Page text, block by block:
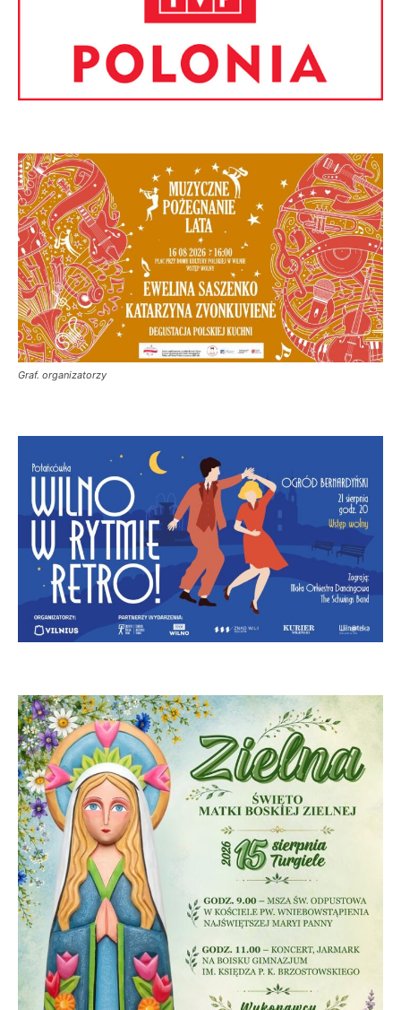
Graf. organizatorzy